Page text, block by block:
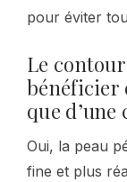
pour éviter
Le
bénéficier
que d’une
Oui, la peau
fine et plus